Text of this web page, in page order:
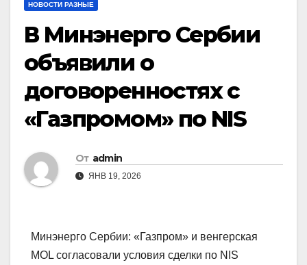
НОВОСТИ РАЗНЫЕ
В Минэнерго Сербии
объявили о
договоренностях с
«Газпромом» по NIS
От admin
ЯНВ 19, 2026
Минэнерго Сербии: «Газпром» и венгерская
MOL согласовали условия сделки по NIS